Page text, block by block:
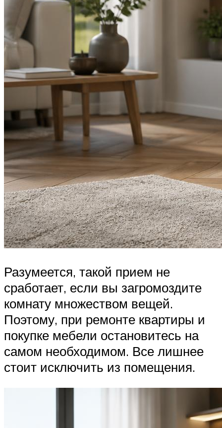
Разумеется, такой прием не
сработает, если вы загромоздите
комнату множеством вещей.
Поэтому, при ремонте квартиры и
покупке мебели остановитесь на
самом необходимом. Все лишнее
стоит исключить из помещения.